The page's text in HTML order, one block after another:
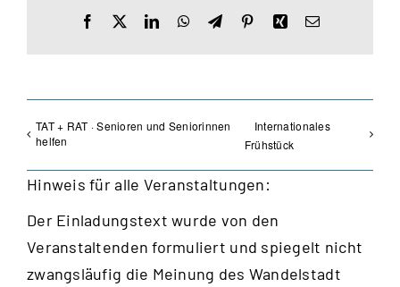
Facebook LinkedInWhatsApp
TelegramPinterestXingE-
TAT + RAT · Senioren und Seniorinnen
helfen
Internationales
Frühstück
Hinweis für alle Veranstaltungen:
Der Einladungstext wurde von den
Veranstaltenden formuliert und spiegelt nicht
zwangsläufig die Meinung des Wandelstadt